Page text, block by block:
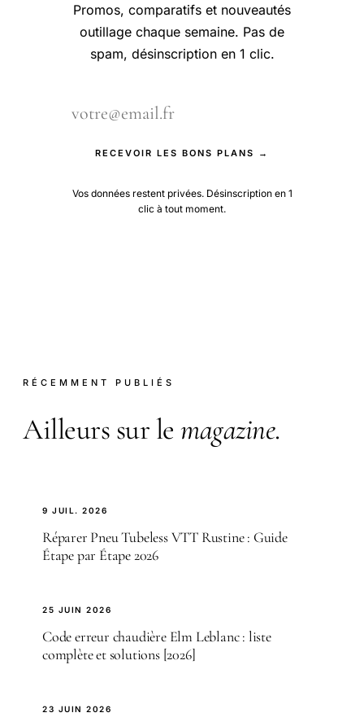
Promos, comparatifs et nouveautés
outillage chaque semaine. Pas de
spam, désinscription en 1 clic.
RECEVOIR LES BONS PLANS →
Vos données restent privées. Désinscription en 1
clic à tout moment.
RÉCEMMENT PUBLIÉS
Ailleurs sur le magazine.
9 JUIL. 2026
Réparer Pneu Tubeless VTT Rustine : Guide
Étape par Étape 2026
25 JUIN 2026
Code erreur chaudière Elm Leblanc : liste
complète et solutions [2026]
23 JUIN 2026